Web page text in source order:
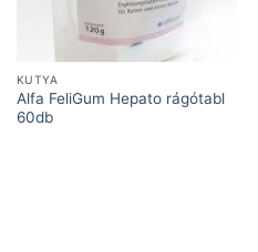
KUTYA
Alfa FeliGum Hepato rágótabl
60db